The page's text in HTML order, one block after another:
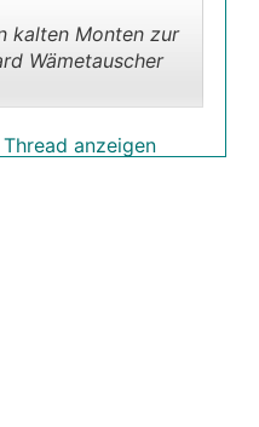
kalten Monten zur
Wämetauscher
anzeigen